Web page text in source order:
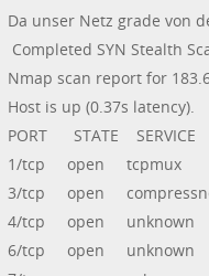
Da unser Netz grade von
Completed SYN Stealth
Nmap scan report for
Host is up (0.37s latency).
PORT STATE SERVICE
1/tcp open tcpmux
3/tcp open
4/tcp open unknown
6/tcp open unknown